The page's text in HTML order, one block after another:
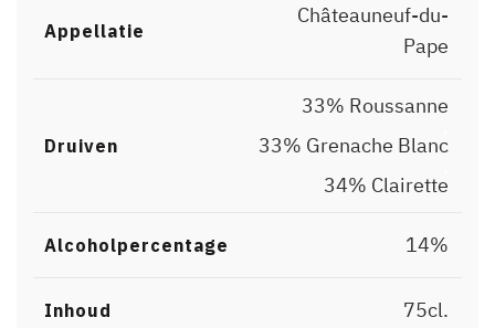
Appellatie
Châteauneuf-du-
Pape
Druiven
34% Clairette
33% Grenache Blanc
33% Roussanne
Alcoholpercentage 14%
Inhoud 75cl.